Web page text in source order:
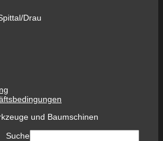
Suche
Drau
und Baumschinen